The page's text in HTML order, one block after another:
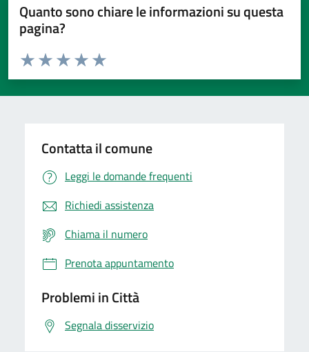
Quanto sono chiare le informazioni su questa
pagina?
Domanda
Valuta da 1 a 5 stelle la pagina
Valuta 5 stelle su 5
Valuta 4 stelle su 5
Valuta 3 stelle su 5
Valuta 2 stelle su 5
Valuta 1 stelle su 5
Contatta il comune
Leggi le domande frequenti
Richiedi assistenza
Chiama il numero
Prenota appuntamento
Problemi in Città
Segnala disservizio